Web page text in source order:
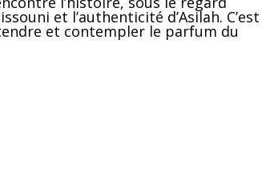
et l’authenticité d’Asilah. C’est
et contempler le parfum du